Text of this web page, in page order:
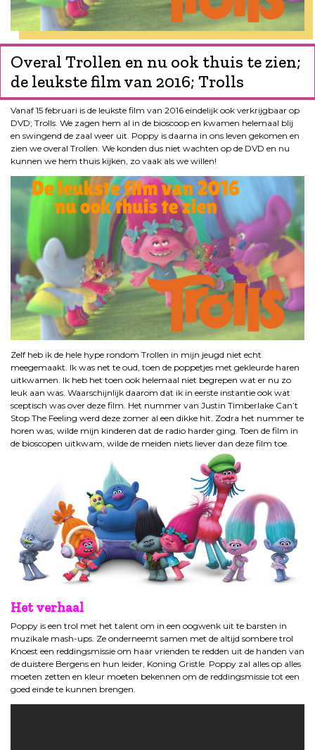
Overal Trollen en nu ook thuis te zien;
de leukste film van 2016; Trolls
Vanaf 15 februari is de leukste film van 2016 eindelijk ook verkrijgbaar op
DVD; Trolls. We zagen hem al in de bioscoop en kwamen helemaal blij
en swingend de zaal weer uit. Poppy is daarna in ons leven gekomen en
zien we overal Trollen. We konden dus niet wachten op de DVD en nu
kunnen we hem thuis kijken, zo vaak als we willen!
Zelf heb ik de hele hype rondom Trollen in mijn jeugd niet echt
meegemaakt. Ik was net te oud, toen de poppetjes met gekleurde haren
uitkwamen. Ik heb het toen ook helemaal niet begrepen wat er nu zo
leuk aan was. Waarschijnlijk daarom dat ik in eerste instantie ook wat
sceptisch was over deze film. Het nummer van Justin Timberlake Can’t
Stop The Feeling werd deze zomer al een dikke hit. Zodra het nummer te
horen was, wilde mijn kinderen dat de radio harder ging. Toen de film in
de bioscopen uitkwam, wilde de meiden niets liever dan deze film toe.
Het verhaal
Poppy is een trol met het talent om in een oogwenk uit te barsten in
muzikale mash-ups. Ze onderneemt samen met de altijd sombere trol
Knoest een reddingsmissie om haar vrienden te redden uit de handen van
de duistere Bergens en hun leider, Koning Gristle. Poppy zal alles op alles
moeten zetten en kleur moeten bekennen om de reddingsmissie tot een
goed einde te kunnen brengen.